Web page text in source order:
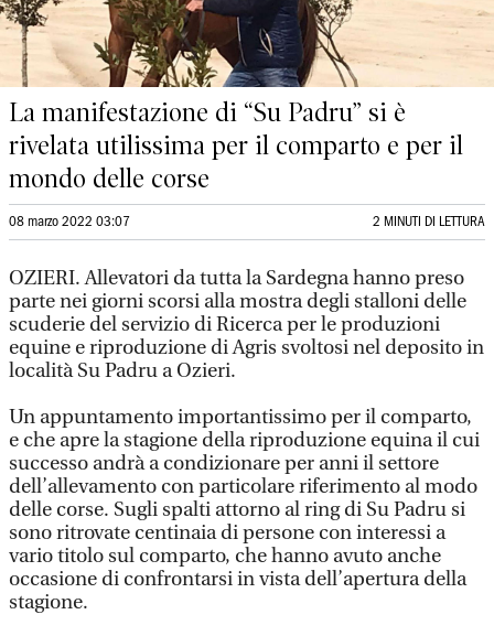
La manifestazione di “Su Padru” si è
rivelata utilissima per il comparto e per il
mondo delle corse
08 marzo 2022 03:07 2 MINUTI DI LETTURA
OZIERI. Allevatori da tutta la Sardegna hanno preso
parte nei giorni scorsi alla mostra degli stalloni delle
scuderie del servizio di Ricerca per le produzioni
equine e riproduzione di Agris svoltosi nel deposito in
località Su Padru a Ozieri.
Un appuntamento importantissimo per il comparto,
e che apre la stagione della riproduzione equina il cui
successo andrà a condizionare per anni il settore
dell’allevamento con particolare riferimento al modo
delle corse. Sugli spalti attorno al ring di Su Padru si
sono ritrovate centinaia di persone con interessi a
vario titolo sul comparto, che hanno avuto anche
occasione di confrontarsi in vista dell’apertura della
stagione.